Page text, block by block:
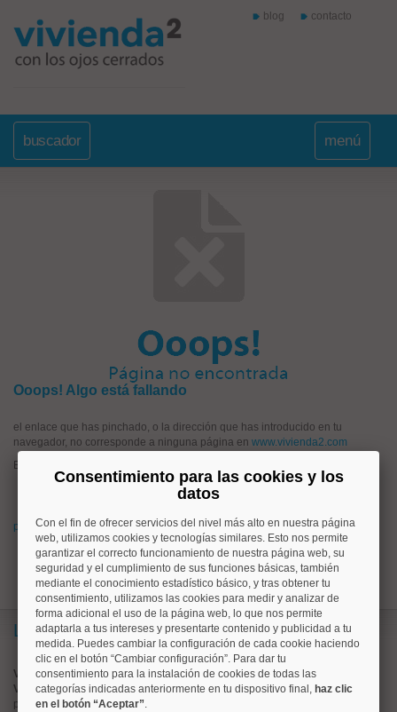
blog contacto
buscador menú
Ooops! Algo está fallando
el enlace que has pinchado, o la dirección que has introducido en tu
navegador, no corresponde a ninguna página en www.vivienda2.com
Esto puede haber ocurrido porque:
has pinchado un enlace antiguo que hoy no corresponde a ningún
prueba a buscar lo que quieres desde la página de inicio de vivienda2.com
Lo más buscado
Valorar vivienda online
Vender piso
pisos en chamberí
Consentimiento para las cookies y los
datos
Con el fin de ofrecer servicios del nivel más alto en nuestra página
web, utilizamos cookies y tecnologías similares. Esto nos permite
garantizar el correcto funcionamiento de nuestra página web, su
seguridad y el cumplimiento de sus funciones básicas, también
mediante el conocimiento estadístico básico, y tras obtener tu
consentimiento, utilizamos las cookies para medir y analizar de
forma adicional el uso de la página web, lo que nos permite
adaptarla a tus intereses y presentarte contenido y publicidad a tu
medida. Puedes cambiar la configuración de cada cookie haciendo
clic en el botón “Cambiar configuración”. Para dar tu
consentimiento para la instalación de cookies de todas las
categorías indicadas anteriormente en tu dispositivo final, haz clic
en el botón “Aceptar”.